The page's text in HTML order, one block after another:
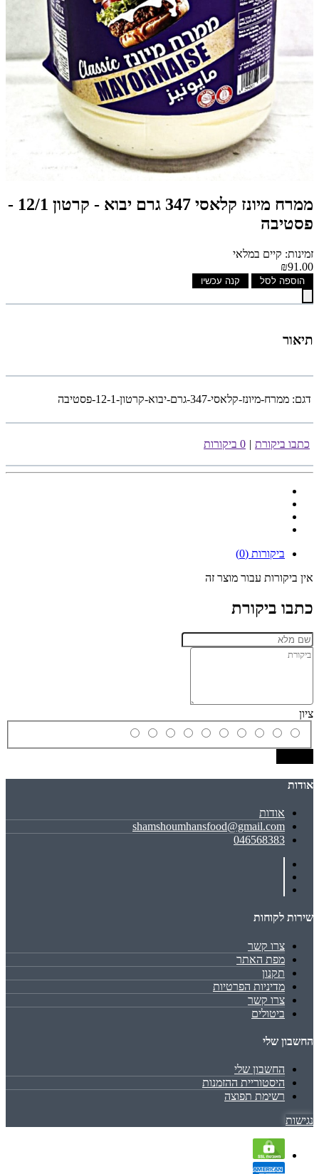
ממרח מיונז קלאסי 347 גרם יבוא - קרטון 12/1 -
פסטיבה
זמינות: קיים במלאי
₪91.00
הוספה לסל קנה עכשיו
תיאור
דגם: ממרח-מיונז-קלאסי-347-גרם-יבוא-קרטון-12-1-פסטיבה
כתבו ביקורת | 0 ביקורות
ביקורות (0)
אין ביקורות עבור מוצר זה
כתבו ביקורת
ציון
אודות
אודות
shamshoumhansfood@gmail.com
046568383
שירות לקוחות
צרו קשר
מפת האתר
תקנון
מדיניות הפרטיות
צרו קשר
ביטולים
החשבון שלי
החשבון שלי
היסטוריית ההזמנות
רשימת תפוצה
נגישות